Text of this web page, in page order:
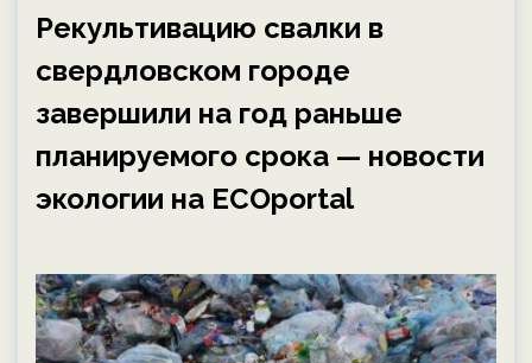
Рекультивацию свалки в
свердловском городе
завершили на год раньше
планируемого срока — новости
экологии на ECOportal